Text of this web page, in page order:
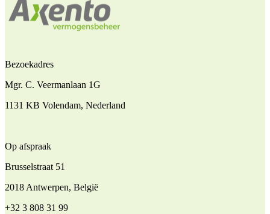
Bezoekadres
Mgr. C. Veermanlaan 1G
1131 KB Volendam, Nederland
Op afspraak
Brusselstraat 51
2018 Antwerpen, België
+32 3 808 31 99